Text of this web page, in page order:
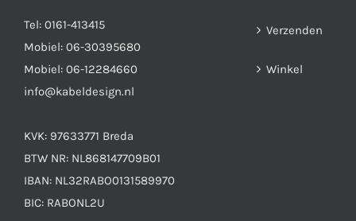
Tel: 0161-413415
Mobiel: 06-30395680
Mobiel: 06-12284660
info@kabeldesign.nl
KVK: 97633771 Breda
BTW NR: NL868147709B01
IBAN: NL32RABO0131589970
BIC: RABONL2U
Verzenden
Winkel